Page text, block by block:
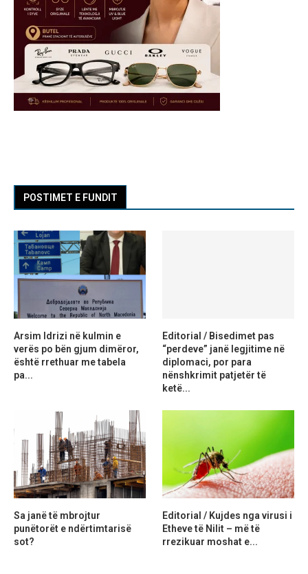
POSTIMET E FUNDIT
Arsim Idrizi në kulmin e
verës po bën gjum dimëror,
është rrethuar me tabela
pa...
Editorial / Bisedimet pas
“perdeve” janë legjitime në
diplomaci, por para
nënshkrimit patjetër të
ketë...
Sa janë të mbrojtur
punëtorët e ndërtimtarisë
sot?
Editorial / Kujdes nga virusi i
Etheve të Nilit – më të
rrezikuar moshat e...